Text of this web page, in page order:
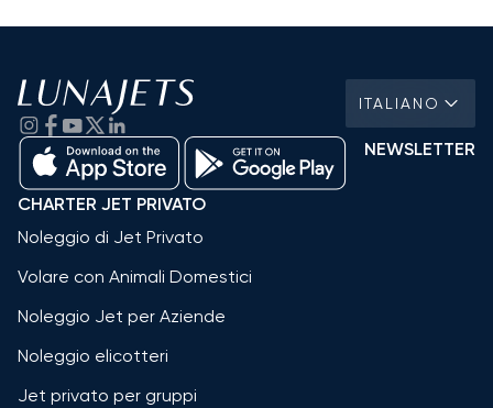
ITALIANO
NEWSLETTER
CHARTER JET PRIVATO
Noleggio di Jet Privato
Volare con Animali Domestici
Noleggio Jet per Aziende
Noleggio elicotteri
Jet privato per gruppi